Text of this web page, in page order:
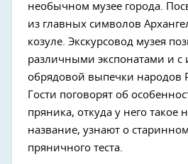
необычном музее города.
из главных символов
козуле. Экскурсовод музея
различными экспонатами и с
обрядовой выпечки народов
Гости поговорят об
пряника, откуда у него такое
название, узнают о
пряничного теста.